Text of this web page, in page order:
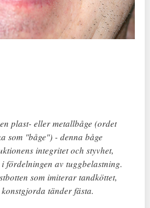
plast- eller metallbåge (ordet
som "båge") - denna båge
integritet och styvhet,
fördelningen av tuggbelastning.
som imiterar tandköttet,
tänder fästa.